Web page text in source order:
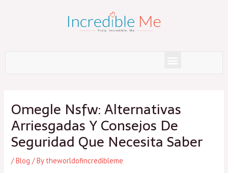
Menu
Omegle Nsfw: Alternativas
Arriesgadas Y Consejos De
Seguridad Que Necesita Saber
/Blog / By theworldofincredibleme